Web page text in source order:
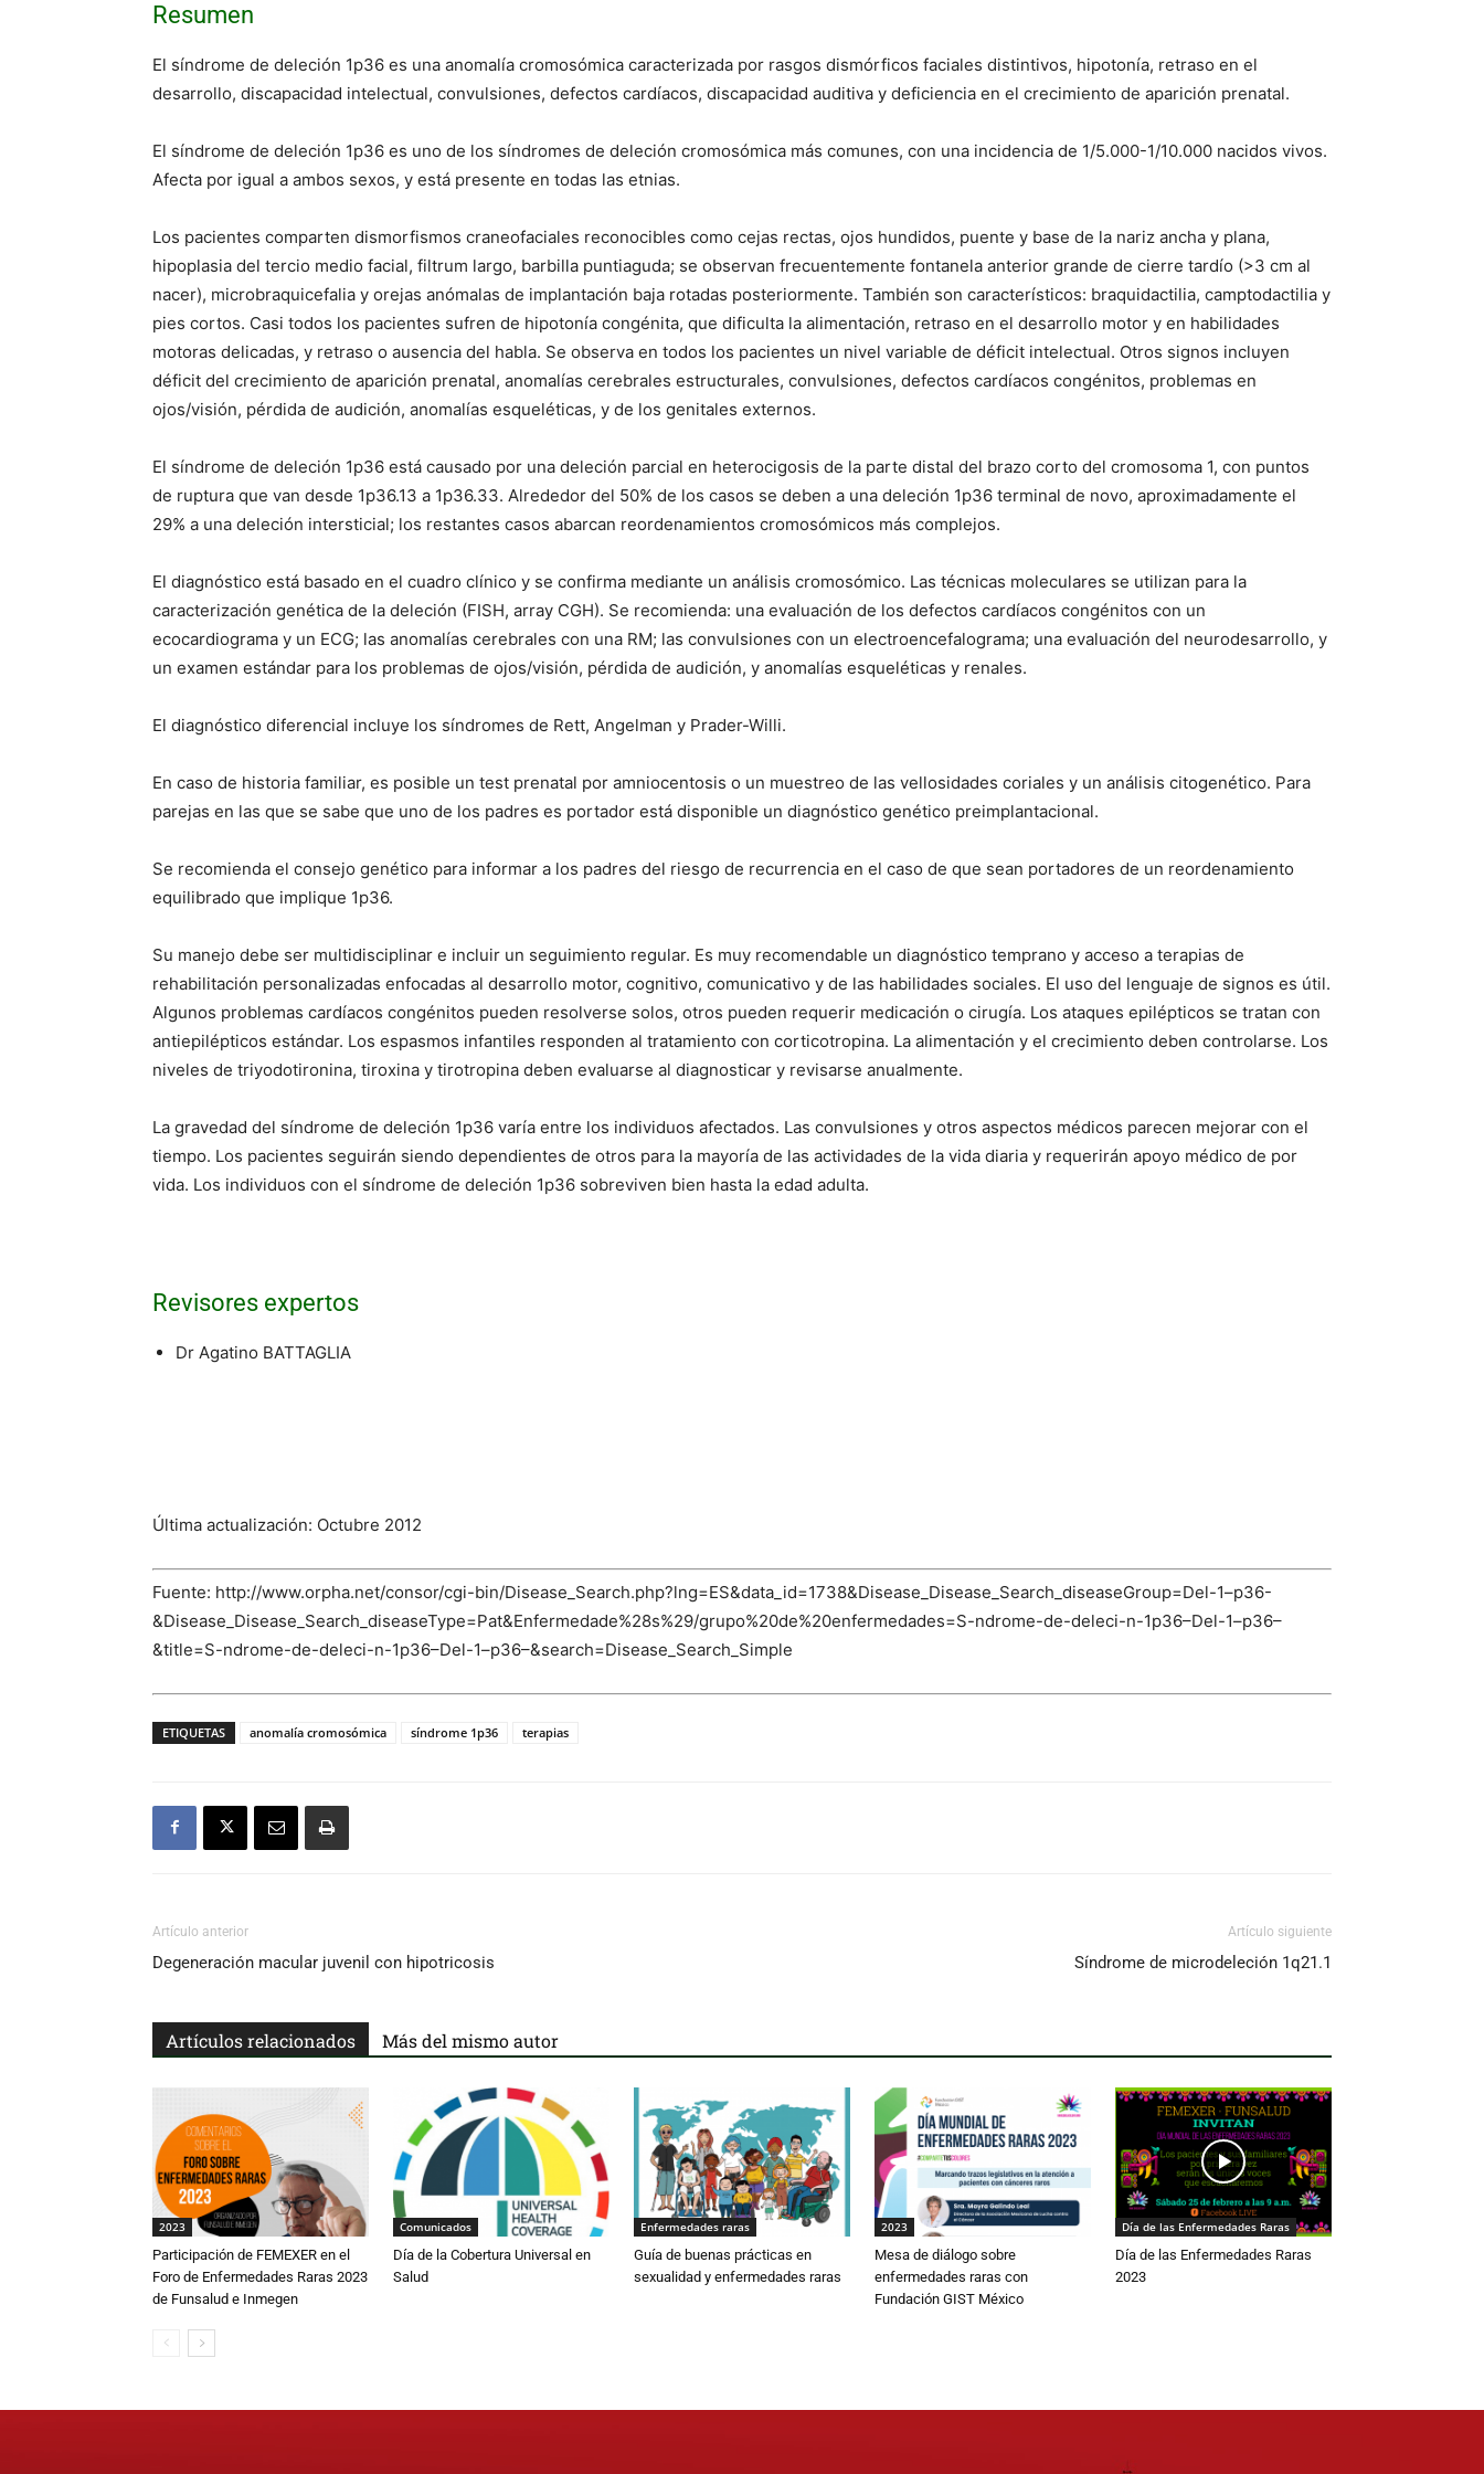
Resumen
El síndrome de deleción 1p36 es una anomalía cromosómica caracterizada por rasgos dismórficos faciales distintivos, hipotonía, retraso en el
desarrollo, discapacidad intelectual, convulsiones, defectos cardíacos, discapacidad auditiva y deficiencia en el crecimiento de aparición prenatal.
El síndrome de deleción 1p36 es uno de los síndromes de deleción cromosómica más comunes, con una incidencia de 1/5.000-1/10.000 nacidos vivos.
Afecta por igual a ambos sexos, y está presente en todas las etnias.
Los pacientes comparten dismorfismos craneofaciales reconocibles como cejas rectas, ojos hundidos, puente y base de la nariz ancha y plana,
hipoplasia del tercio medio facial, filtrum largo, barbilla puntiaguda; se observan frecuentemente fontanela anterior grande de cierre tardío (>3 cm al
nacer), microbraquicefalia y orejas anómalas de implantación baja rotadas posteriormente. También son característicos: braquidactilia, camptodactilia y
pies cortos. Casi todos los pacientes sufren de hipotonía congénita, que dificulta la alimentación, retraso en el desarrollo motor y en habilidades
motoras delicadas, y retraso o ausencia del habla. Se observa en todos los pacientes un nivel variable de déficit intelectual. Otros signos incluyen
déficit del crecimiento de aparición prenatal, anomalías cerebrales estructurales, convulsiones, defectos cardíacos congénitos, problemas en
ojos/visión, pérdida de audición, anomalías esqueléticas, y de los genitales externos.
El síndrome de deleción 1p36 está causado por una deleción parcial en heterocigosis de la parte distal del brazo corto del cromosoma 1, con puntos
de ruptura que van desde 1p36.13 a 1p36.33. Alrededor del 50% de los casos se deben a una deleción 1p36 terminal de novo, aproximadamente el
29% a una deleción intersticial; los restantes casos abarcan reordenamientos cromosómicos más complejos.
El diagnóstico está basado en el cuadro clínico y se confirma mediante un análisis cromosómico. Las técnicas moleculares se utilizan para la
caracterización genética de la deleción (FISH, array CGH). Se recomienda: una evaluación de los defectos cardíacos congénitos con un
ecocardiograma y un ECG; las anomalías cerebrales con una RM; las convulsiones con un electroencefalograma; una evaluación del neurodesarrollo, y
un examen estándar para los problemas de ojos/visión, pérdida de audición, y anomalías esqueléticas y renales.
El diagnóstico diferencial incluye los síndromes de Rett, Angelman y Prader-Willi.
En caso de historia familiar, es posible un test prenatal por amniocentosis o un muestreo de las vellosidades coriales y un análisis citogenético. Para
parejas en las que se sabe que uno de los padres es portador está disponible un diagnóstico genético preimplantacional.
Se recomienda el consejo genético para informar a los padres del riesgo de recurrencia en el caso de que sean portadores de un reordenamiento
equilibrado que implique 1p36.
Su manejo debe ser multidisciplinar e incluir un seguimiento regular. Es muy recomendable un diagnóstico temprano y acceso a terapias de
rehabilitación personalizadas enfocadas al desarrollo motor, cognitivo, comunicativo y de las habilidades sociales. El uso del lenguaje de signos es útil.
Algunos problemas cardíacos congénitos pueden resolverse solos, otros pueden requerir medicación o cirugía. Los ataques epilépticos se tratan con
antiepilépticos estándar. Los espasmos infantiles responden al tratamiento con corticotropina. La alimentación y el crecimiento deben controlarse. Los
niveles de triyodotironina, tiroxina y tirotropina deben evaluarse al diagnosticar y revisarse anualmente.
La gravedad del síndrome de deleción 1p36 varía entre los individuos afectados. Las convulsiones y otros aspectos médicos parecen mejorar con el
tiempo. Los pacientes seguirán siendo dependientes de otros para la mayoría de las actividades de la vida diaria y requerirán apoyo médico de por
vida. Los individuos con el síndrome de deleción 1p36 sobreviven bien hasta la edad adulta.
Revisores expertos
Dr Agatino BATTAGLIA
Última actualización: Octubre 2012
Fuente: http://www.orpha.net/consor/cgi-bin/Disease_Search.php?lng=ES&data_id=1738&Disease_Disease_Search_diseaseGroup=Del-1–p36-
&Disease_Disease_Search_diseaseType=Pat&Enfermedade%28s%29/grupo%20de%20enfermedades=S-ndrome-de-deleci-n-1p36–Del-1–p36–
&title=S-ndrome-de-deleci-n-1p36–Del-1–p36–&search=Disease_Search_Simple
ETIQUETAS anomalía cromosómica síndrome 1p36 terapias
Artículo anterior
Degeneración macular juvenil con hipotricosis
Artículo siguiente
Síndrome de microdeleción 1q21.1
Artículos relacionados Más del mismo autor
2023
Participación de FEMEXER en el
Foro de Enfermedades Raras 2023
de Funsalud e Inmegen
Comunicados
Día de la Cobertura Universal en
Salud
Enfermedades raras
Guía de buenas prácticas en
sexualidad y enfermedades raras
2023
Mesa de diálogo sobre
enfermedades raras con
Fundación GIST México
Día de las Enfermedades Raras
Día de las Enfermedades Raras
2023